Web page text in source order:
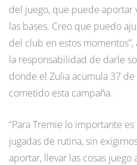
del juego, que puede
las bases. Creo que puedo
del club en estos
la responsabilidad de darle
donde el Zulia acumula 37
cometido esta campaña.
“Para Tremie lo importante
jugadas de rutina, sin
aportar, llevar las cosas